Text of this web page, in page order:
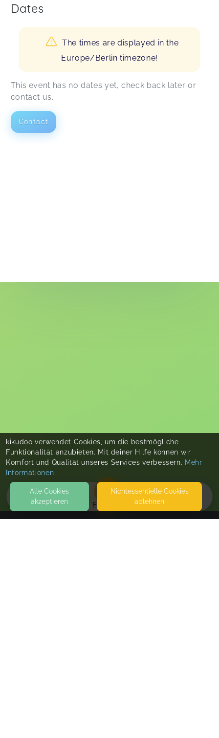
EVENTS
Dates
The times are displayed in the
Europe/Berlin timezone!
This event has no dates yet, check back later or
contact us.
Contact
kikudoo verwendet Cookies, um die bestmögliche
Funktionalität anzubieten. Mit deiner Hilfe können wir
Komfort und Qualität unseres Services verbessern. Mehr
Informationen
Alle Cookies
akzeptieren
Nicht­essentielle Cookies
ablehnen